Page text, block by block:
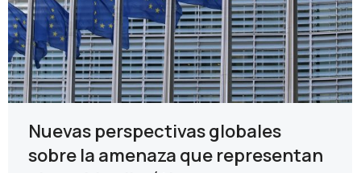
Nuevas perspectivas globales
sobre la amenaza que representan